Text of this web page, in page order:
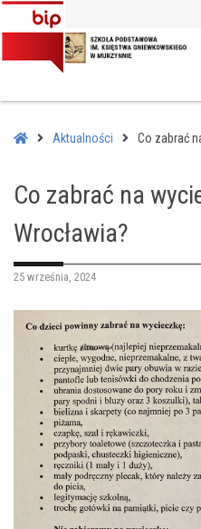
–
Co
Wrocławia?
HomeAktualności Co zabrać
Co zabrać na
Wrocławia?
25 września, 2024